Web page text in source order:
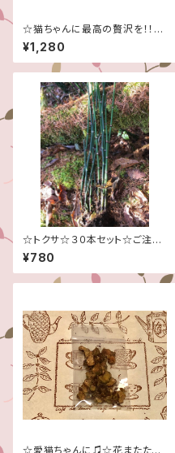
☆猫ちゃんに最高の贅沢を！！☆
葉っぱ付き、またたびの若木☆
信州産♪☆クリックポスト最大
サイズの規格箱での発送☆
¥1,280
☆トクサ☆３０本セット☆ご注文
頂いてから採取させて頂きます
☆
¥780
☆愛猫ちゃんに♫☆花またたび